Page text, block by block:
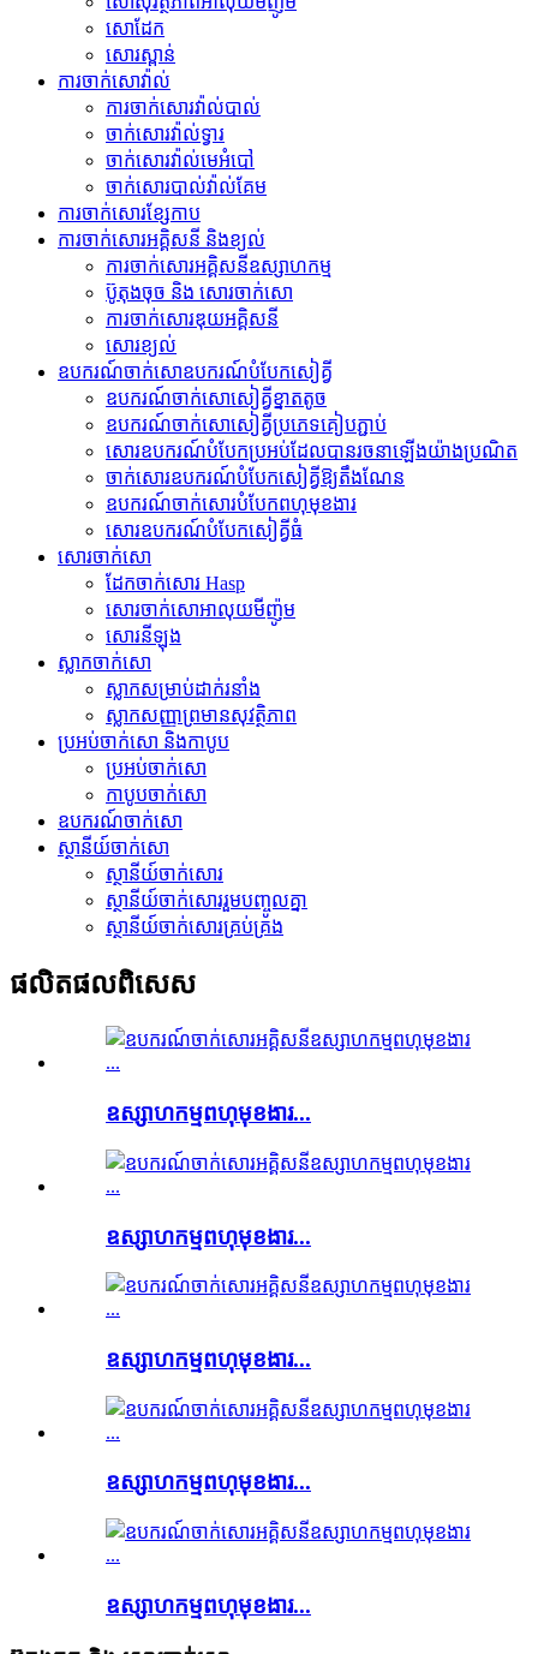
សោដែក
សោរស្ពាន់
ការចាក់សោវ៉ាល់
ការចាក់សោរវ៉ាល់បាល់
ចាក់សោរវ៉ាល់ទ្វារ
ចាក់សោរវ៉ាល់មេអំបៅ
ចាក់សោរបាល់វ៉ាល់គែម
ការចាក់សោរខ្សែកាប
ការចាក់សោរអគ្គិសនី និងខ្យល់
ការចាក់សោរអគ្គិសនីឧស្សាហកម្ម
ប៊ូតុងចុច និង សោរចាក់សោ
ការចាក់សោរឌុយអគ្គិសនី
សោរ​ខ្យល់
ឧបករណ៍​ចាក់សោ​ឧបករណ៍​បំបែក​សៀគ្វី
ឧបករណ៍​ចាក់សោ​សៀគ្វី​ខ្នាតតូច
ឧបករណ៍​ចាក់សោ​សៀគ្វី​ប្រភេទ​គៀប​ភ្ជាប់
សោរ​ឧបករណ៍​បំបែក​ប្រអប់​ដែល​បាន​រចនា​ឡើង​យ៉ាង​ប្រណិត
ចាក់សោរឧបករណ៍បំបែកសៀគ្វីឱ្យតឹងណែន
ឧបករណ៍ចាក់សោរបំបែកពហុមុខងារ
សោរ​ឧបករណ៍​បំបែក​សៀគ្វី​ធំ
សោរចាក់សោ
ដែកចាក់សោរ Hasp
សោរចាក់សោអាលុយមីញ៉ូម
សោរ​នីឡុង
ស្លាកចាក់សោ
ស្លាក​សម្រាប់​ដាក់​រនាំង
ស្លាកសញ្ញាព្រមានសុវត្ថិភាព
ប្រអប់ចាក់សោ និងកាបូប
ប្រអប់ចាក់សោ
កាបូបចាក់សោ
ឧបករណ៍ចាក់សោ
ស្ថានីយ៍ចាក់សោ
ស្ថានីយ៍ចាក់សោរ
ស្ថានីយ៍ចាក់សោររួមបញ្ចូលគ្នា
ស្ថានីយ៍ចាក់សោរគ្រប់គ្រង
ផលិតផល​ពិសេស
ឧស្សាហកម្មពហុមុខងារ...
ឧស្សាហកម្មពហុមុខងារ...
ឧស្សាហកម្មពហុមុខងារ...
ឧស្សាហកម្មពហុមុខងារ...
ឧស្សាហកម្មពហុមុខងារ...